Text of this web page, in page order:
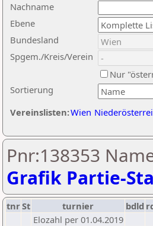
Nachname
Ebene
Sortierung
Bundesland
Spgem./Kreis/Verein
Nur
Vereinslisten:Wien
Pnr:138353
Grafik Partie-
tnrSt turnier bdld
Elozahl per 01.04.2019